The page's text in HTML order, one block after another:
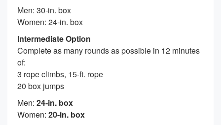
Men: 30-in. box
Women: 24-in. box
Intermediate Option
Complete as many rounds as possible in 12 minutes
of:
3 rope climbs, 15-ft. rope
20 box jumps
Men: 24-in. box
Women: 20-in. box